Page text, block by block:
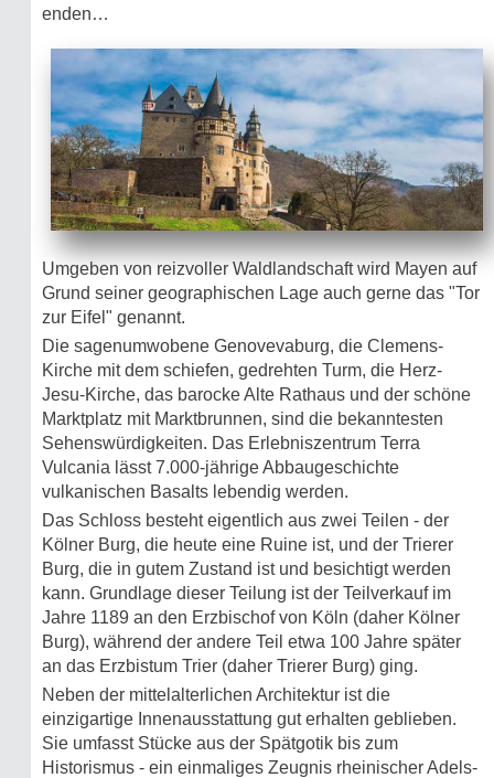
enden…
Umgeben von reizvoller Waldlandschaft wird Mayen auf
Grund seiner geographischen Lage auch gerne das "Tor
zur Eifel" genannt.
Die sagenumwobene Genovevaburg, die Clemens-
Kirche mit dem schiefen, gedrehten Turm, die Herz-
Jesu-Kirche, das barocke Alte Rathaus und der schöne
Marktplatz mit Marktbrunnen, sind die bekanntesten
Sehenswürdigkeiten. Das Erlebniszentrum Terra
Vulcania lässt 7.000-jährige Abbaugeschichte
vulkanischen Basalts lebendig werden.
Das Schloss besteht eigentlich aus zwei Teilen - der
Kölner Burg, die heute eine Ruine ist, und der Trierer
Burg, die in gutem Zustand ist und besichtigt werden
kann. Grundlage dieser Teilung ist der Teilverkauf im
Jahre 1189 an den Erzbischof von Köln (daher Kölner
Burg), während der andere Teil etwa 100 Jahre später
an das Erzbistum Trier (daher Trierer Burg) ging.
Neben der mittelalterlichen Architektur ist die
einzigartige Innenausstattung gut erhalten geblieben.
Sie umfasst Stücke aus der Spätgotik bis zum
Historismus - ein einmaliges Zeugnis rheinischer Adels-